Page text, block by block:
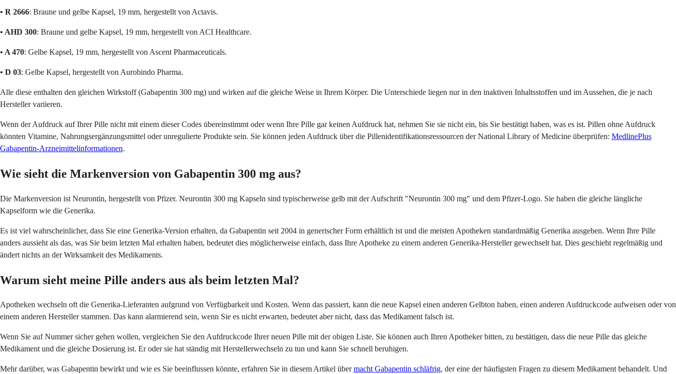
• R 2666: Braune und gelbe Kapsel, 19 mm, hergestellt von Actavis.
• AHD 300: Braune und gelbe Kapsel, 19 mm, hergestellt von ACI Healthcare.
• A 470: Gelbe Kapsel, 19 mm, hergestellt von Ascent Pharmaceuticals.
• D 03: Gelbe Kapsel, hergestellt von Aurobindo Pharma.
Alle diese enthalten den gleichen Wirkstoff (Gabapentin 300 mg) und wirken auf die gleiche Weise in Ihrem Körper. Die Unterschiede liegen nur in den inaktiven Inhaltsstoffen und im Aussehen, die je nach
Hersteller variieren.
Wenn der Aufdruck auf Ihrer Pille nicht mit einem dieser Codes übereinstimmt oder wenn Ihre Pille gar keinen Aufdruck hat, nehmen Sie sie nicht ein, bis Sie bestätigt haben, was es ist. Pillen ohne Aufdruck
könnten Vitamine, Nahrungsergänzungsmittel oder unregulierte Produkte sein. Sie können jeden Aufdruck über die Pillenidentifikationsressourcen der National Library of Medicine überprüfen: MedlinePlus
Gabapentin-Arzneimittelinformationen.
Wie sieht die Markenversion von Gabapentin 300 mg aus?
Die Markenversion ist Neurontin, hergestellt von Pfizer. Neurontin 300 mg Kapseln sind typischerweise gelb mit der Aufschrift "Neurontin 300 mg" und dem Pfizer-Logo. Sie haben die gleiche längliche
Kapselform wie die Generika.
Es ist viel wahrscheinlicher, dass Sie eine Generika-Version erhalten, da Gabapentin seit 2004 in generischer Form erhältlich ist und die meisten Apotheken standardmäßig Generika ausgeben. Wenn Ihre Pille
anders aussieht als das, was Sie beim letzten Mal erhalten haben, bedeutet dies möglicherweise einfach, dass Ihre Apotheke zu einem anderen Generika-Hersteller gewechselt hat. Dies geschieht regelmäßig und
ändert nichts an der Wirksamkeit des Medikaments.
Warum sieht meine Pille anders aus als beim letzten Mal?
Apotheken wechseln oft die Generika-Lieferanten aufgrund von Verfügbarkeit und Kosten. Wenn das passiert, kann die neue Kapsel einen anderen Gelbton haben, einen anderen Aufdruckcode aufweisen oder von
einem anderen Hersteller stammen. Das kann alarmierend sein, wenn Sie es nicht erwarten, bedeutet aber nicht, dass das Medikament falsch ist.
Wenn Sie auf Nummer sicher gehen wollen, vergleichen Sie den Aufdruckcode Ihrer neuen Pille mit der obigen Liste. Sie können auch Ihren Apotheker bitten, zu bestätigen, dass die neue Pille das gleiche
Medikament und die gleiche Dosierung ist. Er oder sie hat ständig mit Herstellerwechseln zu tun und kann Sie schnell beruhigen.
Mehr darüber, was Gabapentin bewirkt und wie es Sie beeinflussen könnte, erfahren Sie in diesem Artikel übermacht Gabapentin schläfrig, der eine der häufigsten Fragen zu diesem Medikament behandelt. Und